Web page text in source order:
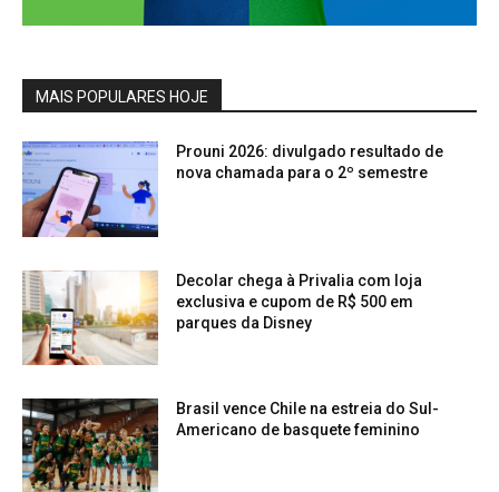
MAIS POPULARES HOJE
Prouni 2026: divulgado resultado de
nova chamada para o 2º semestre
Decolar chega à Privalia com loja
exclusiva e cupom de R$ 500 em
parques da Disney
Brasil vence Chile na estreia do Sul-
Americano de basquete feminino